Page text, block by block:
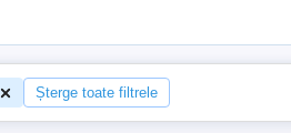
Șterge toate filtrele